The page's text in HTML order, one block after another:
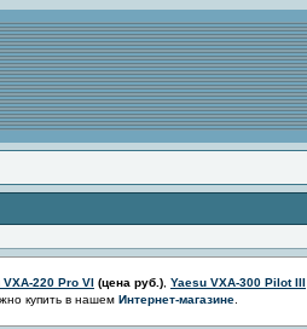
VXA-220 Pro VI (цена руб.) Yaesu VXA-300 Pilot III
купить в нашем Интернет-магазине